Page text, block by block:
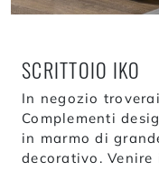
SCRITTOIO IKO
In negozio
Complementi
in marmo di
decorativo.